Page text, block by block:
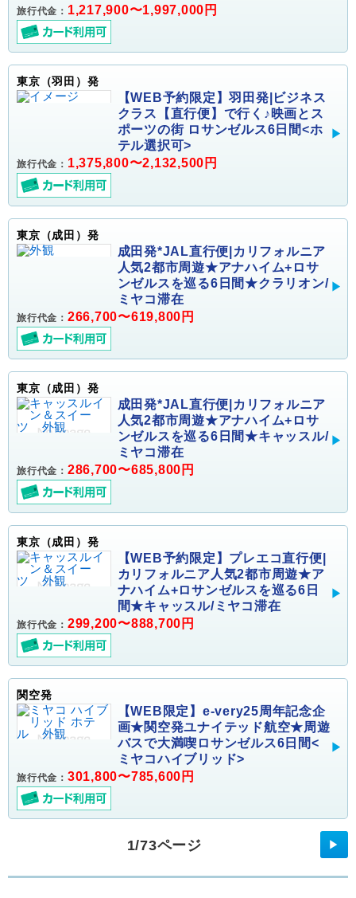
旅行代金： 1,217,900〜1,997,000円
東京（羽田）発
【WEB予約限定】羽田発|ビジネス
クラス【直行便】で行く♪映画とス
ポーツの街 ロサンゼルス6日間<ホ
テル選択可>
旅行代金： 1,375,800〜2,132,500円
東京（成田）発
成田発*JAL直行便|カリフォルニア
人気2都市周遊★アナハイム+ロサ
ンゼルスを巡る6日間★クラリオン/
ミヤコ滞在
旅行代金： 266,700〜619,800円
東京（成田）発
成田発*JAL直行便|カリフォルニア
人気2都市周遊★アナハイム+ロサ
ンゼルスを巡る6日間★キャッスル/
ミヤコ滞在
旅行代金： 286,700〜685,800円
東京（成田）発
【WEB予約限定】プレエコ直行便|
カリフォルニア人気2都市周遊★ア
ナハイム+ロサンゼルスを巡る6日
間★キャッスル/ミヤコ滞在
旅行代金： 299,200〜888,700円
関空発
【WEB限定】e-very25周年記念企
画★関空発ユナイテッド航空★周遊
バスで大満喫ロサンゼルス6日間<
ミヤコハイブリッド>
旅行代金： 301,800〜785,600円
1/73ページ ▶